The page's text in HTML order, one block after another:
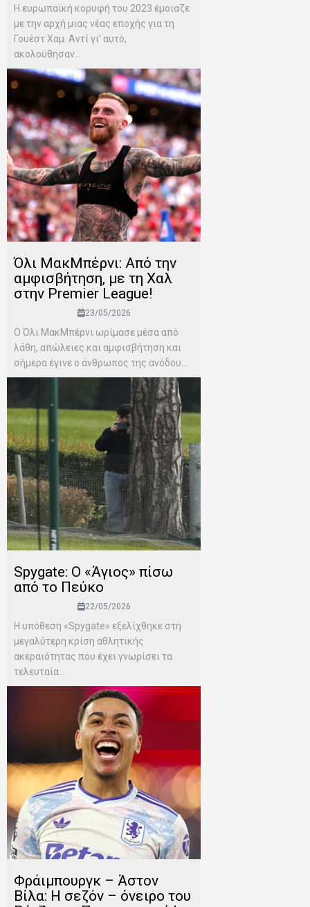
Η ευρωπαϊκή κορυφή του 2023 έμοιαζε
με την αρχή μιας νέας εποχής για τη
Γουέστ Χαμ. Αντί γι’ αυτό,
ακολούθησαν...
Όλι ΜακΜπέρνι: Aπό την
αμφισβήτηση, με τη Χαλ
στην Premier League!
23/05/2026
Ο Όλι ΜακΜπέρνι ωρίμασε μέσα από
λάθη, απώλειες και αμφισβήτηση και
σήμερα έγινε ο άνθρωπος της ανόδου...
Spygate: Ο «Άγιος» πίσω
από το Πεύκο
22/05/2026
Η υπόθεση «Spygate» εξελίχθηκε στη
μεγαλύτερη κρίση αθλητικής
ακεραιότητας που έχει γνωρίσει τα
τελευταία...
Φράιμπουργκ – Άστον
Βίλα: Η σεζόν – όνειρο του